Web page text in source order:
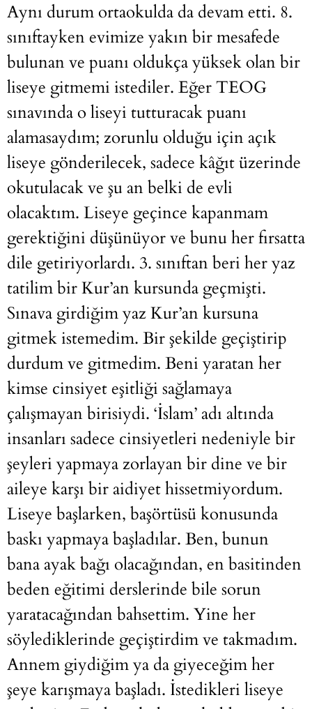
Aynı durum ortaokulda da devam etti. 8.
sınıftayken evimize yakın bir mesafede
bulunan ve puanı oldukça yüksek olan bir
liseye gitmemi istediler. Eğer TEOG
sınavında o liseyi tutturacak puanı
alamasaydım; zorunlu olduğu için açık
liseye gönderilecek, sadece kâğıt üzerinde
okutulacak ve şu an belki de evli
olacaktım. Liseye geçince kapanmam
gerektiğini düşünüyor ve bunu her fırsatta
dile getiriyorlardı. 3. sınıftan beri her yaz
tatilim bir Kur’an kursunda geçmişti.
Sınava girdiğim yaz Kur’an kursuna
gitmek istemedim. Bir şekilde geçiştirip
durdum ve gitmedim. Beni yaratan her
kimse cinsiyet eşitliği sağlamaya
çalışmayan birisiydi. ‘İslam’ adı altında
insanları sadece cinsiyetleri nedeniyle bir
şeyleri yapmaya zorlayan bir dine ve bir
aileye karşı bir aidiyet hissetmiyordum.
Liseye başlarken, başörtüsü konusunda
baskı yapmaya başladılar. Ben, bunun
bana ayak bağı olacağından, en basitinden
beden eğitimi derslerinde bile sorun
yaratacağından bahsettim. Yine her
söylediklerinde geçiştirdim ve takmadım.
Annem giydiğim ya da giyeceğim her
şeye karışmaya başladı. İstedikleri liseye